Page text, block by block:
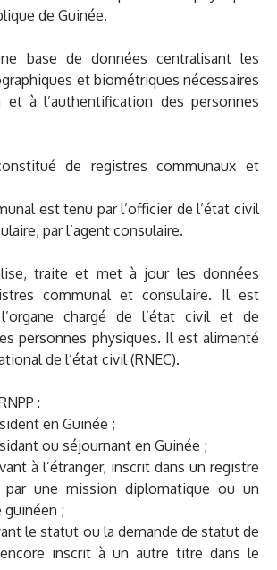
de Guinée.
base de données centralisant les
et biométriques nécessaires
et à l’authentification des personnes
de registres communaux et
est tenu par l’officier de l’état civil
par l’agent consulaire.
traite et met à jour les données
communal et consulaire. Il est
chargé de l’état civil et de
personnes physiques. Il est alimenté
de l’état civil (RNEC).
:
en Guinée ;
ou séjournant en Guinée ;
à l’étranger, inscrit dans un registre
par une mission diplomatique ou un
;
le statut ou la demande de statut de
inscrit à un autre titre dans le